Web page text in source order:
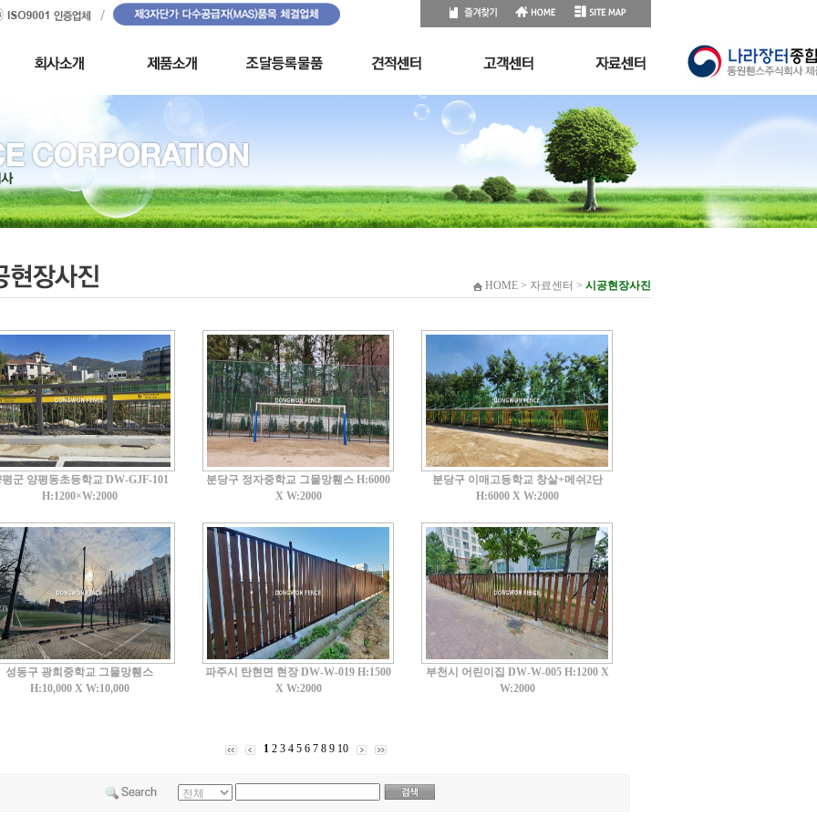
HOME > 자료센터 > 시공현장사진
군 양평동초등학교 DW-GJF-101
H:1200×W:2000
분당구 정자중학교 그물망휀스 H:6000
X W:2000
분당구 이매고등학교 창살+메쉬2단
H:6000 X W:2000
성동구 광희중학교 그물망휀스
H:10,000 X W:10,000
파주시 탄현면 현장 DW-W-019 H:1500
X W:2000
부천시 어린이집 DW-W-005 H:1200 X
W:2000
1 2 3 4 5 6 7 8 9 10